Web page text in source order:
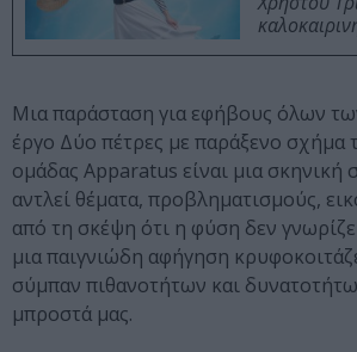
Μια παράσταση για εφήβους όλων
έργο Δύο πέτρες με παράξενο σχήμα
ομάδας Apparatus είναι μια σκηνική
αντλεί θέματα, προβληματισμούς,
από τη σκέψη ότι η φύση δεν
μια παιγνιώδη αφήγηση
σύμπαν πιθανοτήτων και
μπροστά μας.